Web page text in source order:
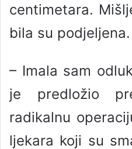
centimetara.
bila su podjeljena.
– Imala sam
je predložio
radikalnu
ljekara koji su